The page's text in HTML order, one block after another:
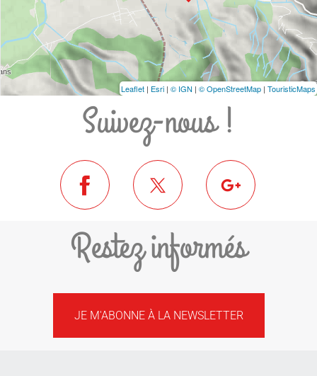
Leaflet | Esri | © IGN | © OpenStreetMap | TouristicMaps
Suivez-nous !
Restez informés
JE M'ABONNE À LA NEWSLETTER